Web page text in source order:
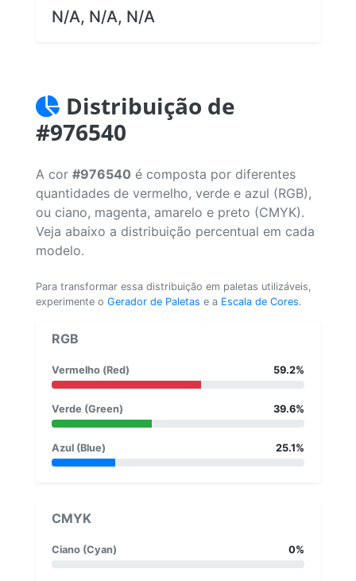
N/A, N/A, N/A
Distribuição de
#976540
A cor #976540 é composta por diferentes
quantidades de vermelho, verde e azul (RGB),
ou ciano, magenta, amarelo e preto (CMYK).
Veja abaixo a distribuição percentual em cada
modelo.
Para transformar essa distribuição em paletas utilizáveis,
experimente o Gerador de Paletas e a Escala de Cores.
RGB
Vermelho (Red) 59.2%
Verde (Green) 39.6%
Azul (Blue) 25.1%
CMYK
Ciano (Cyan) 0%